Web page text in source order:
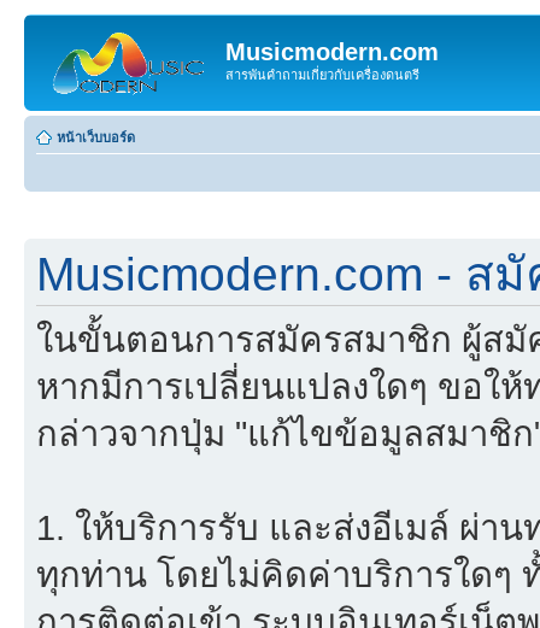
Musicmodern.com
สารพันคำถามเกี่ยวกับเครื่องดนตรี
หน้าเว็บบอร์ด
Musicmodern.com - ส
ในขั้นตอนการสมัครสมาชิก ผู้สมั
หากมีการเปลี่ยนแปลงใดๆ ขอใ
กล่าวจากปุ่ม "แก้ไขข้อมูลสมาชิก
1. ให้บริการรับ และส่งอีเมล์ ผ่า
ทุกท่าน โดยไม่คิดค่าบริการใดๆ